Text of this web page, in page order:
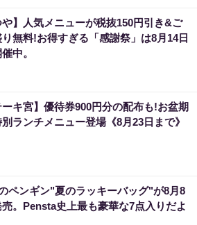
や】人気メニューが税抜150円引き&ご
無料!お得すぎる「感謝祭」は8月14日
中。
ーキ宮】優待券900円分の配布も!お盆期
別ランチメニュー登場《8月23日まで》
ペンギン"夏のラッキーバッグ"が8月8
売。Pensta史上最も豪華な7点入りだよ